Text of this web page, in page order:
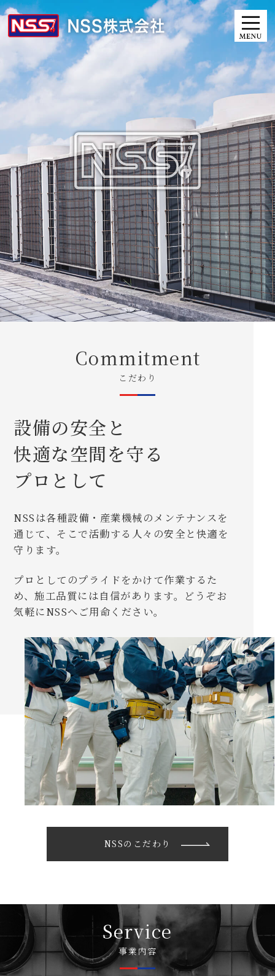
Commitment
こだわり
設備の安全と
快適な空間を守る
プロとして
NSSは各種設備・産業機械のメンテナンスを
通じて、そこで活動する人々の安全と快適を
守ります。
プロとしてのプライドをかけて作業するた
め、施工品質には自信があります。どうぞお
気軽にNSSへご用命ください。
NSSのこだわり
Service
事業内容